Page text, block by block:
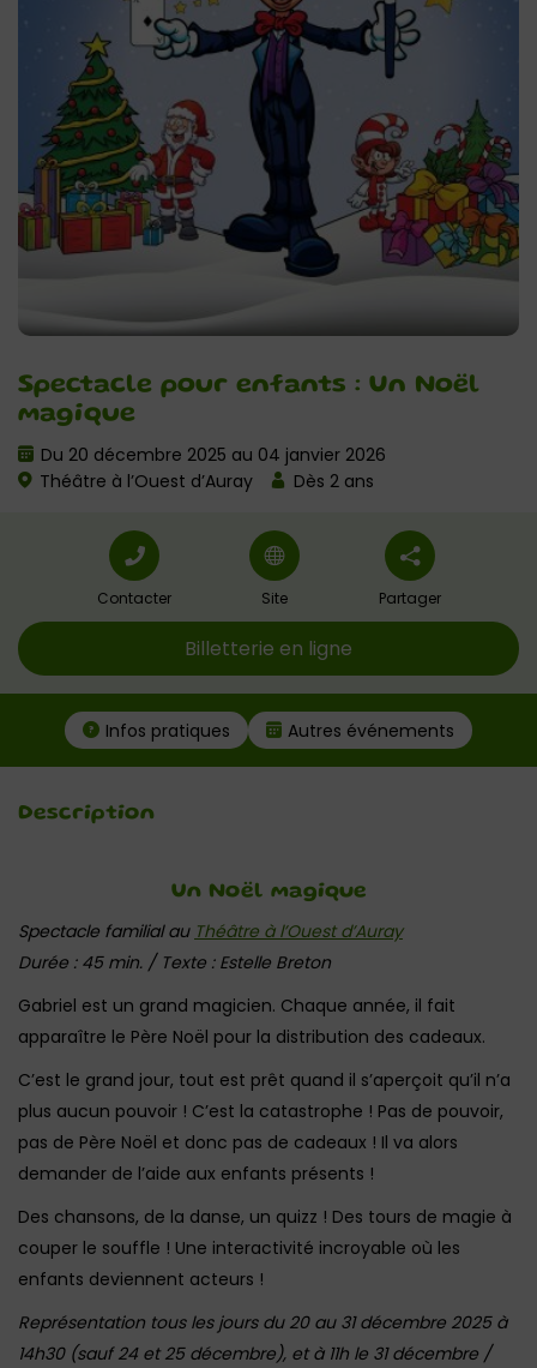
Spectacle pour enfants : Un Noël
magique
Du 20 décembre 2025 au 04 janvier 2026
Théâtre à l’Ouest d’Auray
Dès 2 ans
Contacter Site Partager
Billetterie en ligne
Infos pratiques Autres événements
Description
Un Noël magique
Spectacle familial au Théâtre à l’Ouest d’Auray
Durée : 45 min. / Texte : Estelle Breton
Gabriel est un grand magicien. Chaque année, il fait
apparaître le Père Noël pour la distribution des cadeaux.
C’est le grand jour, tout est prêt quand il s’aperçoit qu’il n’a
plus aucun pouvoir ! C’est la catastrophe ! Pas de pouvoir,
pas de Père Noël et donc pas de cadeaux ! Il va alors
demander de l’aide aux enfants présents !
Des chansons, de la danse, un quizz ! Des tours de magie à
couper le souffle ! Une interactivité incroyable où les
enfants deviennent acteurs !
Représentation tous les jours du 20 au 31 décembre 2025 à
14h30 (sauf 24 et 25 décembre), et à 11h le 31 décembre /